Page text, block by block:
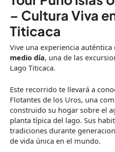
– Cultura Viva
Titicaca
Vive una experiencia auténtica
medio día, una de las
Lago Titicaca.
Este recorrido te llevará a
Flotantes de los Uros, una
construido su hogar sobre el
planta típica del lago. Sus
tradiciones durante
de vida única en el mundo.